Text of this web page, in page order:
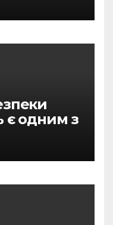
є одним з
в
РК